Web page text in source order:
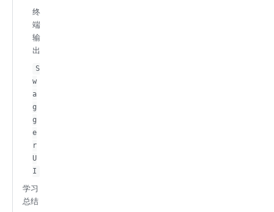
终
端
输
出
S
w
a
g
g
e
r
U
I
学习
总结